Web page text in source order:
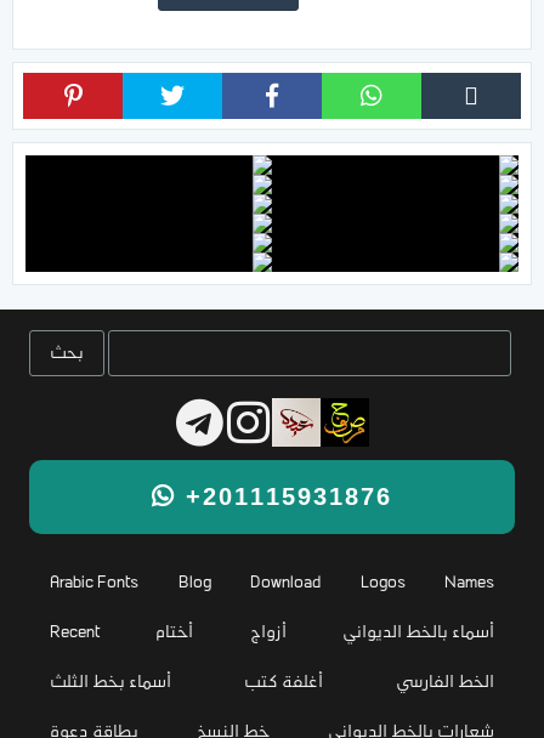
+201115931876
Arabic Fonts Blog Download Logos Names
Recent أختام أزواج أسماء بالخط الديواني
أسماء بخط الثلث أغلفة كتب الخط الفارسي
بطاقة دعوة خط النسخ شعارات بالخط الديواني